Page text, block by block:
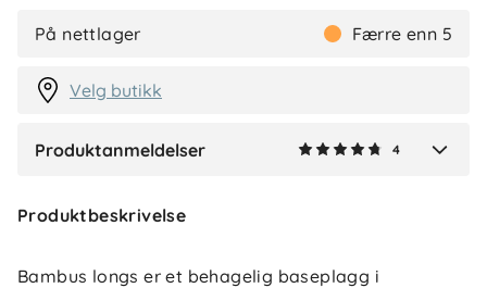
På nettlager Færre enn 5
Velg butikk
Produktanmeldelser 4
MB
Produktbeskrivelse
Bambus longs er et behagelig baseplagg i